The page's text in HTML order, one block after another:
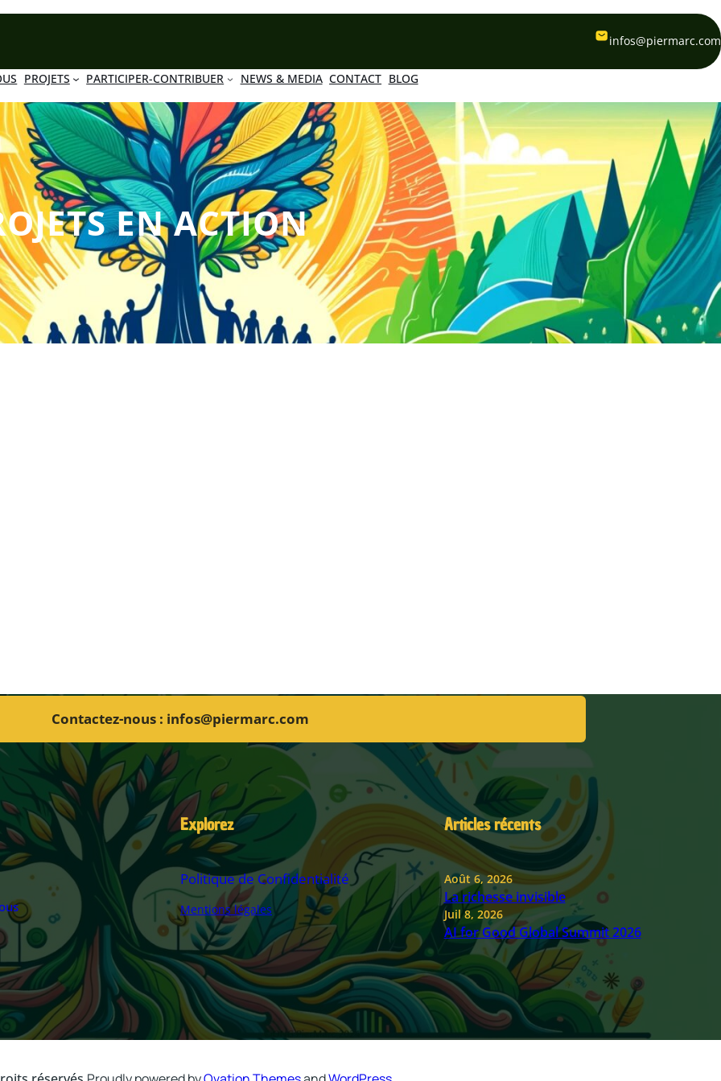
infos@piermarc.com
PROJETS PARTICIPER-CONTRIBUER NEWS & MEDIA CONTACT BLOG
EN ACTION
Contactez-nous : infos@piermarc.com
Explorez
Politique de Confidentialité
Mentions légales
Articles récents
Août 6, 2026
La richesse invisible
Juil 8, 2026
AI for Good Global Summit 2026